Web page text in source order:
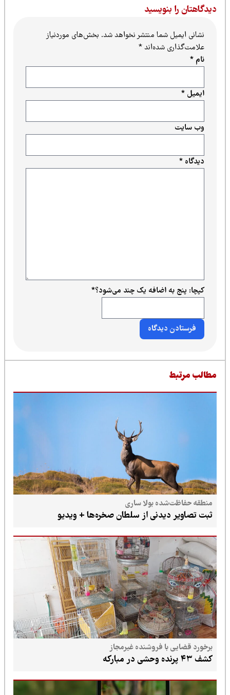
را بنویسید
نشانی ایمیل شما منتشر نخواهد شد.بخش‌های موردنیاز
علامت‌گذاری شده‌اند*
دیدگاه*
ایمیل*
وب‌ سایت
کپچا: پنج به اضافه یک چند می‌شود؟*
مرتبط
منطقه حفاظت‌شده بولا ساری
ثبت تصاویر دیدنی از سلطان صخره‌ها + ویدیو
برخورد قضایی با فروشنده غیرمجاز
کشف ۴۳ پرنده وحشی در مبارکه